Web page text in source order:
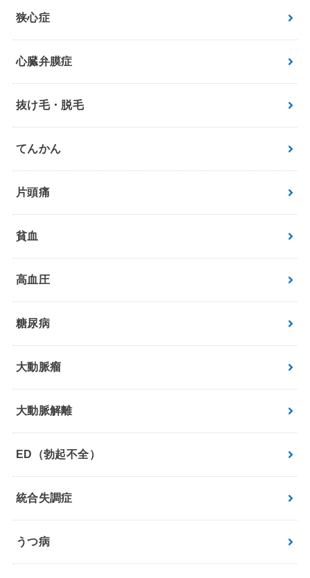
狭心症
心臓弁膜症
抜け毛・脱毛
てんかん
片頭痛
貧血
高血圧
糖尿病
大動脈瘤
大動脈解離
ED（勃起不全）
統合失調症
うつ病